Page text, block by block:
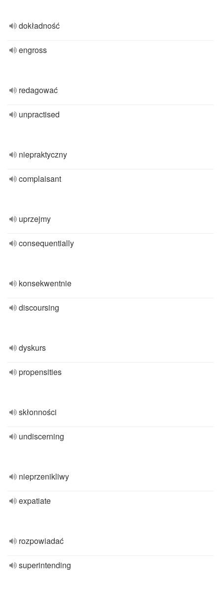
dokładność
engross
redagować
unpractised
niepraktyczny
complaisant
uprzejmy
consequentially
konsekwentnie
discoursing
dyskurs
propensities
skłonności
undiscerning
nieprzenikliwy
expatiate
rozpowiadać
superintending